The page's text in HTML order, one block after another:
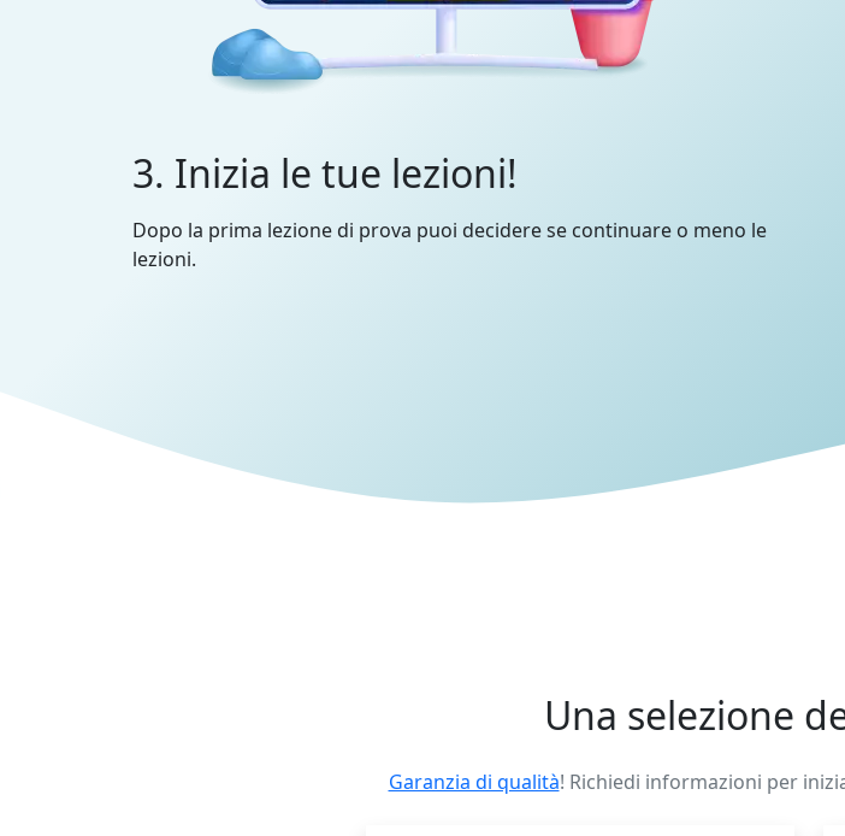
3. Inizia le tue lezioni!
Dopo la prima lezione di prova puoi decidere se continuare o meno le
lezioni.
Una selezione
Garanzia di qualità! Richiedi informazioni per